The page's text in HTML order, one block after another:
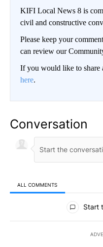
KIFI Local News 8 is
civil and constructive
Please keep your
can review our
If you would like to share
here.
Conversation
ALL COMMENTS
All Comments
Start